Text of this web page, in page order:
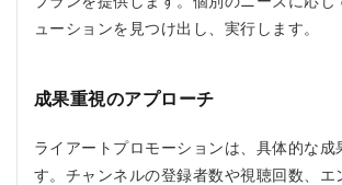
ン
を
め
る
ューションを見つけ出し、実行します。
成果重視のアプローチ
ライアートプロモーションは、具体的な成
す。チャンネルの登録者数や視聴回数、エ